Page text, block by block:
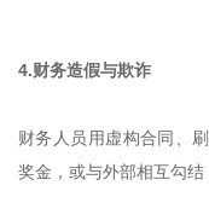
4.财务造假与欺诈
财务人员用虚构合同、
奖金，或与外部相互勾结